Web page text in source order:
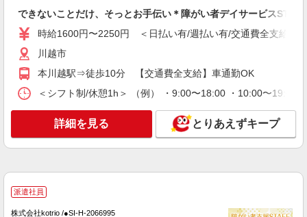
できないことだけ、そっとお手伝い＊障がい者デイサービスSTAFF
時給1600円〜2250円 ＜日払い有/週払い有/交通費全支給(ガ
川越市
本川越駅⇒徒歩10分 【交通費全支給】車通勤OK
＜シフト制/休憩1h＞ （例） ・9:00〜18:00 ・10:00〜19:00
詳細を見る とりあえずキープ
派遣社員
株式会社kotrio /●SI-H-2066995